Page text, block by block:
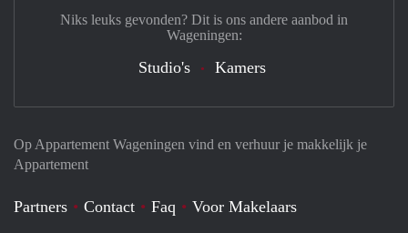
Op Appartement Wageningen vind en verhuur je makkelijk je
Appartement
Partners Contact Faq Voor Makelaars
Niks leuks gevonden? Dit is ons andere aanbod in
Wageningen:
Studio's Kamers